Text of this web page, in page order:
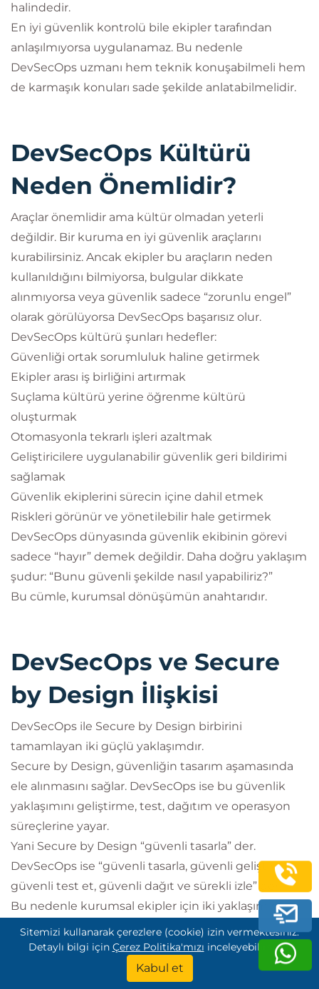
halindedir.
En iyi güvenlik kontrolü bile ekipler tarafından
anlaşılmıyorsa uygulanamaz. Bu nedenle
DevSecOps uzmanı hem teknik konuşabilmeli hem
de karmaşık konuları sade şekilde anlatabilmelidir.
DevSecOps Kültürü
Neden Önemlidir?
Araçlar önemlidir ama kültür olmadan yeterli
değildir. Bir kuruma en iyi güvenlik araçlarını
kurabilirsiniz. Ancak ekipler bu araçların neden
kullanıldığını bilmiyorsa, bulgular dikkate
alınmıyorsa veya güvenlik sadece “zorunlu engel”
olarak görülüyorsa DevSecOps başarısız olur.
DevSecOps kültürü şunları hedefler:
Güvenliği ortak sorumluluk haline getirmek
Ekipler arası iş birliğini artırmak
Suçlama kültürü yerine öğrenme kültürü
oluşturmak
Otomasyonla tekrarlı işleri azaltmak
Geliştiricilere uygulanabilir güvenlik geri bildirimi
sağlamak
Güvenlik ekiplerini sürecin içine dahil etmek
Riskleri görünür ve yönetilebilir hale getirmek
DevSecOps dünyasında güvenlik ekibinin görevi
sadece “hayır” demek değildir. Daha doğru yaklaşım
şudur: “Bunu güvenli şekilde nasıl yapabiliriz?”
Bu cümle, kurumsal dönüşümün anahtarıdır.
DevSecOps ve Secure
by Design İlişkisi
DevSecOps ile Secure by Design birbirini
tamamlayan iki güçlü yaklaşımdır.
Secure by Design, güvenliğin tasarım aşamasında
ele alınmasını sağlar. DevSecOps ise bu güvenlik
yaklaşımını geliştirme, test, dağıtım ve operasyon
süreçlerine yayar.
Yani Secure by Design “güvenli tasarla” der.
DevSecOps ise “güvenli tasarla, güvenli geliştir,
güvenli test et, güvenli dağıt ve sürekli izle” der.
Bu nedenle kurumsal ekipler için iki yaklaşımın
birlikte ele alınması çok değerlidir. Özellikle kritik
sistemler, regülasyona tabi uygulamalar, finansal
servisler ve yüksek veri hassasiyetine sahip
projelerde bu iki disiplin birlikte güçlü bir güvenlik
Sitemizi kullanarak çerezlere (cookie) izin vermektesiniz.
Detaylı bilgi için Çerez Politika'mızı inceleyebilirsiniz.
Kabul et